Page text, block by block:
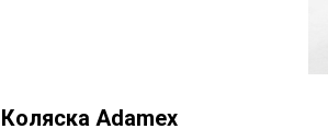
Коляска Adamex